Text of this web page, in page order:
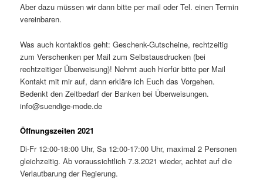
Aber dazu müssen wir dann bitte per mail oder Tel. einen Termin
vereinbaren.
Was auch kontaktlos geht: Geschenk-Gutscheine, rechtzeitig
zum Verschenken per Mail zum Selbstausdrucken (bei
rechtzeitiger Überweisung)! Nehmt auch hierfür bitte per Mail
Kontakt mit mir auf, dann erkläre ich Euch das Vorgehen.
Bedenkt den Zeitbedarf der Banken bei Überweisungen.
info@suendige-mode.de
Öffnungszeiten 2021
Di-Fr 12:00-18:00 Uhr, Sa 12:00-17:00 Uhr, maximal 2 Personen
gleichzeitig. Ab voraussichtlich 7.3.2021 wieder, achtet auf die
Verlautbarung der Regierung.